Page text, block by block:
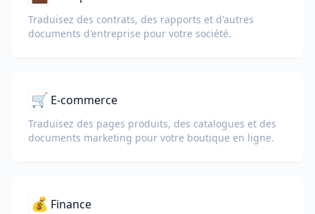
Traduisez des contrats, des rapports et d'autres
documents d'entreprise pour votre société.
🛒 E-commerce
Traduisez des pages produits, des catalogues et des
documents marketing pour votre boutique en ligne.
💰 Finance